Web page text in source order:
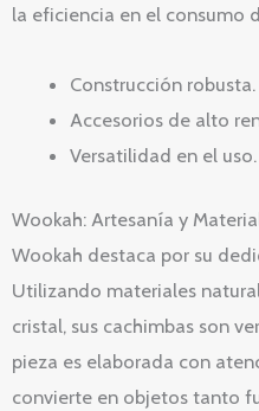
la eficiencia en el consumo
Construcción robusta.
Accesorios de alto
Versatilidad en el uso.
Wookah: Artesanía y
Wookah destaca por su
Utilizando materiales
cristal, sus cachimbas son
pieza es elaborada con
convierte en objetos tanto